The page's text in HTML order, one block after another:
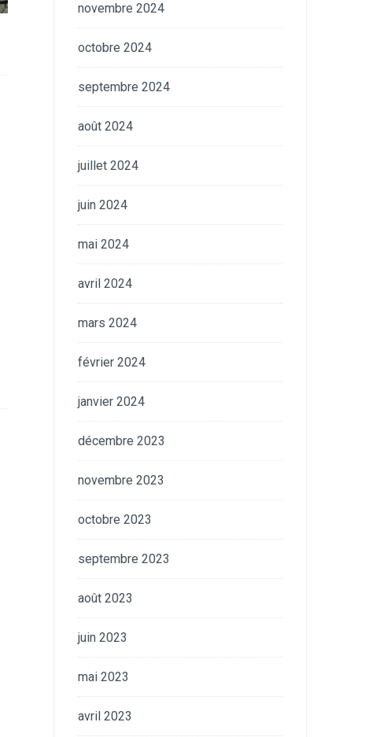
novembre 2024
octobre 2024
septembre 2024
août 2024
juillet 2024
juin 2024
mai 2024
avril 2024
mars 2024
février 2024
janvier 2024
décembre 2023
novembre 2023
octobre 2023
septembre 2023
août 2023
juin 2023
mai 2023
avril 2023